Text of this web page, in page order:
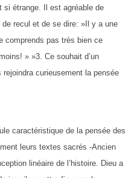
si étrange. Il est agréable de
recul et de se dire: »Il y a une
comprends pas très bien ce
» »3. Ce souhait d’un
curieusement la pensée
caractéristique de la pensée des
leurs textes sacrés -Ancien
linéaire de l’histoire. Dieu a